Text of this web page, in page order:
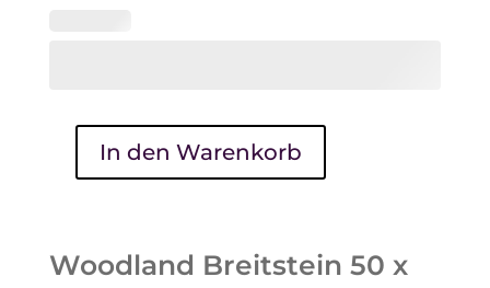
Woodland
x
In den Warenkorb
Woodland Breitstein 50 x